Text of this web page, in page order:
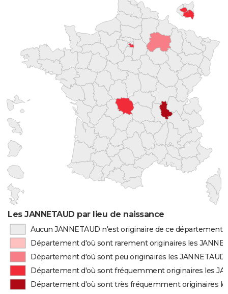
Les JANNETAUD par lieu de naissance
Aucun JANNETAUD n'est originaire de ce département
Département d'où sont rarement originaires les
Département d'où sont peu originaires les JANNETAUD
Département d'où sont fréquemment originaires les
Département d'où sont très fréquemment originaires